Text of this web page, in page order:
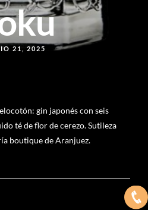
21, 2025
gin japonés con seis
té de flor de cerezo. Sutileza
boutique de Aranjuez.